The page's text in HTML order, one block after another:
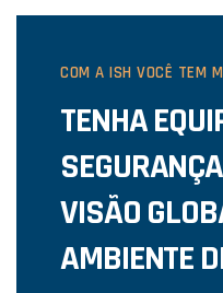
COM A ISH VOCÊ TEM
TENHA
VISÃO
AMBIENTE